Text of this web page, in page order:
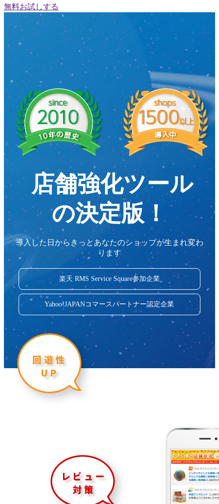
無料お試しする
店舗強化ツール
の決定版！
導入した日からきっとあなたのショップが生まれ変わ
ります
楽天 RMS Service Square参加企業
Yahoo!JAPANコマースパートナー認定企業